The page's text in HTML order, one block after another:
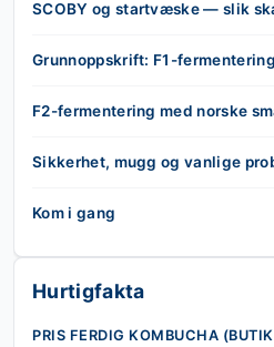
SCOBY og startvæske — slik
Grunnoppskrift: F1-fermentering
F2-fermentering med norske
Sikkerhet, mugg og vanlige
Kom i gang
Hurtigfakta
PRIS FERDIG KOMBUCHA